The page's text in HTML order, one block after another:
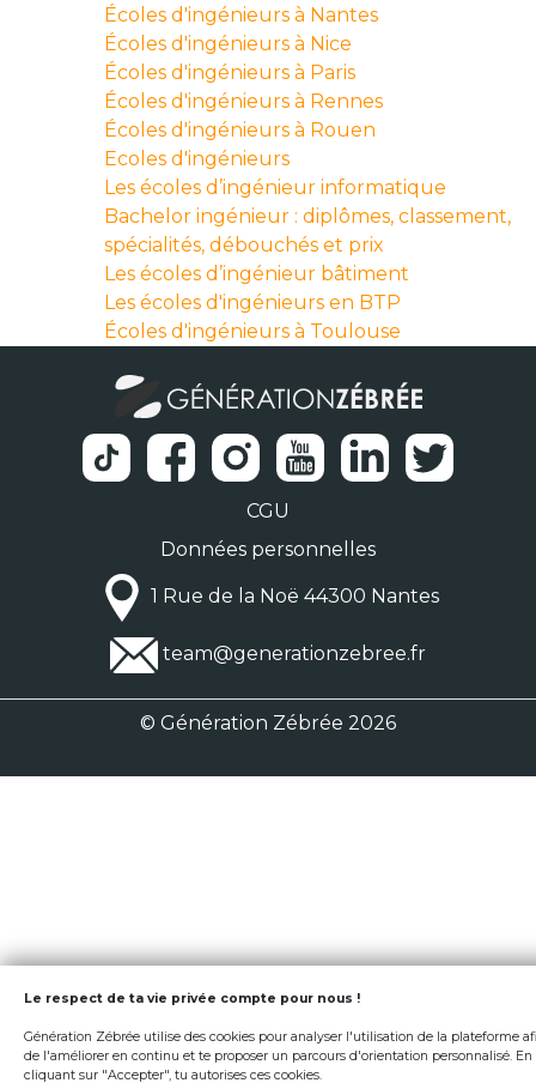
Écoles d'ingénieurs à Nantes
Écoles d'ingénieurs à Nice
Écoles d'ingénieurs à Paris
Écoles d'ingénieurs à Rennes
Écoles d'ingénieurs à Rouen
Ecoles d'ingénieurs
Les écoles d’ingénieur informatique
Bachelor ingénieur : diplômes, classement,
spécialités, débouchés et prix
Les écoles d’ingénieur bâtiment
Les écoles d'ingénieurs en BTP
Écoles d'ingénieurs à Toulouse
CGU
Données personnelles
1 Rue de la Noë 44300 Nantes
team@generationzebree.fr
© Génération Zébrée 2026
Le respect de ta vie privée compte pour nous !
Génération Zébrée utilise des cookies pour analyser l'utilisation de la plateforme
de l'améliorer en continu et te proposer un parcours d'orientation personnalisé. En
cliquant sur "Accepter", tu autorises ces cookies.